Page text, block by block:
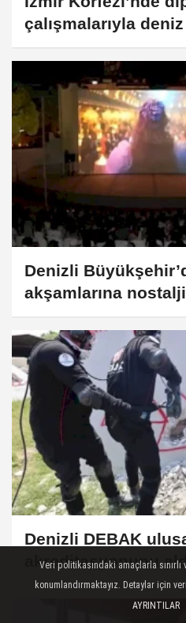
çalışmalarıyla deniz
canlanıyor
Denizli
akşamlarına
Denizli DEBAK
akreditasyonunu
Veri politikasındaki amaçlarla
konumlandırmaktayız. Detaylar için
AYRINTILAR